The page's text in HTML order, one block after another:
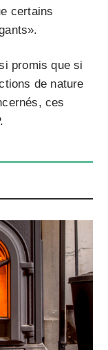
certains
promis que si
de nature
ces